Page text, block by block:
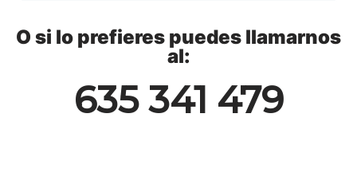
O si lo prefieres puedes llamarnos
al:
635 341 479